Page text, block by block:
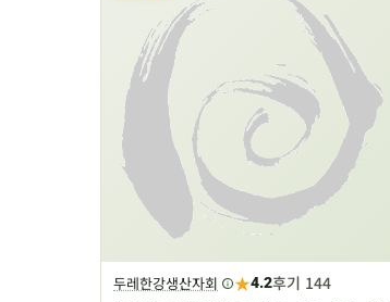
두레한강생산자회 ★4.2후기 144